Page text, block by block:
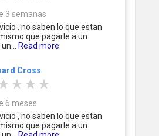
3 semanas
, no saben lo que estan
que pagarle a un
Read more
Cross
6 meses
, no saben lo que estan
que pagarle a un